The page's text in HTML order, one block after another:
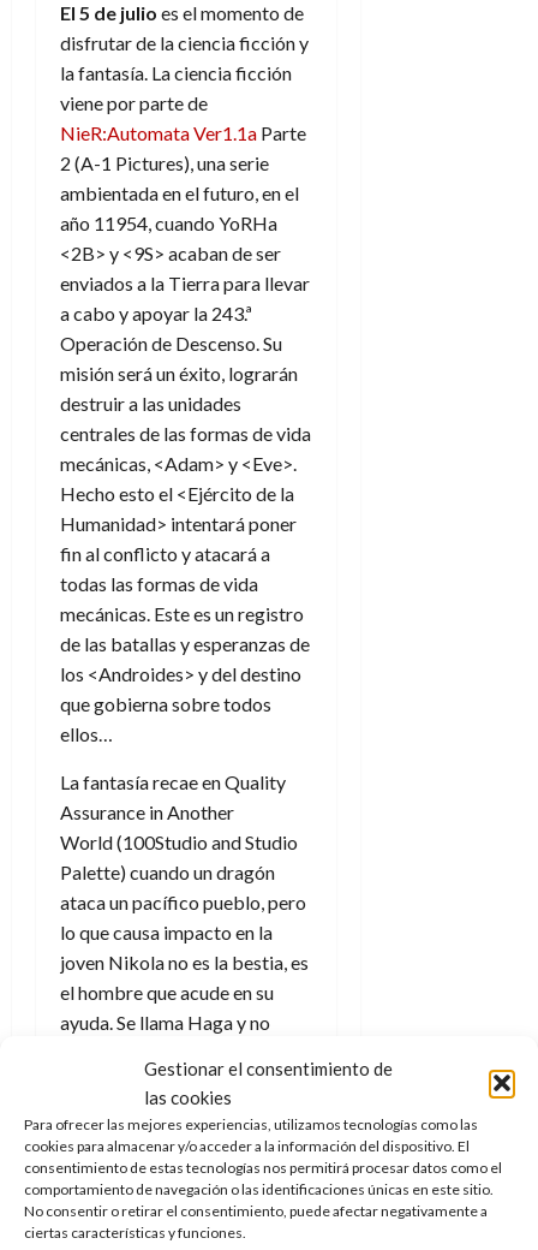
Gestionar el consentimiento de
las cookies
Para ofrecer las mejores experiencias, utilizamos tecnologías como las
cookies para almacenar y/o acceder a la información del dispositivo. El
consentimiento de estas tecnologías nos permitirá procesar datos como el
comportamiento de navegación o las identificaciones únicas en este sitio.
No consentir o retirar el consentimiento, puede afectar negativamente a
ciertas características y funciones.
El 5 de julio es el momento de
disfrutar de la ciencia ficción y
la fantasía. La ciencia ficción
viene por parte de
NieR:Automata Ver1.1a Parte
2 (A-1 Pictures), una serie
ambientada en el futuro, en el
año 11954, cuando YoRHa
<2B> y <9S> acaban de ser
enviados a la Tierra para llevar
a cabo y apoyar la 243.ª
Operación de Descenso. Su
misión será un éxito, lograrán
destruir a las unidades
centrales de las formas de vida
mecánicas, <Adam> y <Eve>.
Hecho esto el <Ejército de la
Humanidad> intentará poner
fin al conflicto y atacará a
todas las formas de vida
mecánicas. Este es un registro
de las batallas y esperanzas de
los <Androides> y del destino
que gobierna sobre todos
ellos…
La fantasía recae enQuality
Assurance in Another
World (100Studio and Studio
Palette) cuando un dragón
ataca un pacífico pueblo, pero
lo que causa impacto en la
joven Nikola no es la bestia, es
el hombre que acude en su
ayuda. Se llama Haga y no
lo es! En realidad todo su
de realidad virtual y él es el
encargado de resolver bugs.
Ella decidirá unirse a él en una
aventura para descubrir el